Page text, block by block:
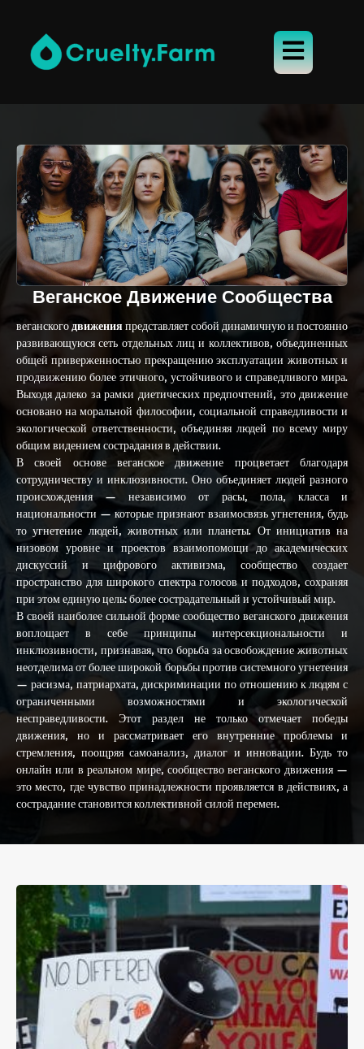
Веганское Движение Сообщества
веганскогодвиженияпредставляет собой динамичную и постоянно
развивающуюся сеть отдельных лиц и коллективов, объединенных
общей приверженностью прекращению эксплуатации животных и
продвижению более этичного, устойчивого и справедливого мира.
Выходя далеко за рамки диетических предпочтений, это движение
основано на моральной философии, социальной справедливости и
экологической ответственности, объединяя людей по всему миру
общим видением сострадания в действии.
В своей основе веганское движение процветает благодаря
сотрудничеству и инклюзивности. Оно объединяет людей разного
происхождения — независимо от расы, пола, класса и
национальности — которые признают взаимосвязь угнетения, будь
то угнетение людей, животных или планеты. От инициатив на
низовом уровне и проектов взаимопомощи до академических
дискуссий и цифрового активизма, сообщество создает
пространство для широкого спектра голосов и подходов, сохраняя
при этом единую цель: более сострадательный и устойчивый мир.
В своей наиболее сильной форме сообщество веганского движения
воплощает в себе принципы интерсекциональности и
инклюзивности, признавая, что борьба за освобождение животных
неотделима от более широкой борьбы против системного угнетения
— расизма, патриархата, дискриминации по отношению к людям с
ограниченными возможностями и экологической
несправедливости. Этот раздел не только отмечает победы
движения, но и рассматривает его внутренние проблемы и
стремления, поощряя самоанализ, диалог и инновации. Будь то
онлайн или в реальном мире, сообщество веганского движения —
это место, где чувство принадлежности проявляется в действиях, а
сострадание становится коллективной силой перемен.